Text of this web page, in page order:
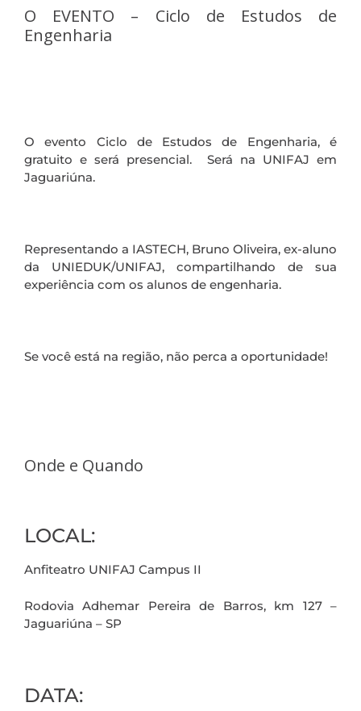
O EVENTO – Ciclo de Estudos de
Engenharia
O evento Ciclo de Estudos de Engenharia, é
gratuito e será presencial. Será na UNIFAJ em
Jaguariúna.
Representando a IASTECH, Bruno Oliveira, ex-aluno
da UNIEDUK/UNIFAJ, compartilhando de sua
experiência com os alunos de engenharia.
Se você está na região, não perca a oportunidade!
Onde e Quando
LOCAL:
Anfiteatro UNIFAJ Campus II
Rodovia Adhemar Pereira de Barros, km 127 –
Jaguariúna – SP
DATA: